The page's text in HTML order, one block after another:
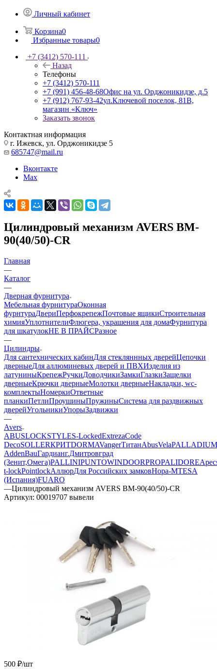
Личный кабинет
Корзина0
Избранные товары0
+7 (3412) 570-111
Назад
Телефоны
+7 (3412) 570-111
+7 (991) 456-48-68Офис на ул. Орджоникидзе, д.5
+7 (912) 767-93-42ул.Ключевой поселок, 81В,
магазин «Ключ»
Заказать звонок
Контактная информация
г. Ижевск, ул. Орджоникидзе 5
685747@mail.ru
Вконтакте
Max
Цилиндровый механизм AVERS BM-
90(40/50)-CR
Главная
—
Каталог
—
Дверная фурнитура
Мебельная фурнитураОконная
фурнтураДвериПерфокрепежПочтовые ящикиСтроительная
химияУплотнителиФлюгера, украшения для домаФурнитура
для шкатулокНЕ В ПРАЙСРазное
—
Цилиндры
Для сантехнических кабинДля стекляннных дверейЦепочки
дверныеДля аллюминевых дверей и ПВХИзделия из
латуниныКрепежРучкиДоводчикиЗамкиГлазкиЗащелки
дверныеКрючки дверныеМолотки дверныеНакладки, wc-
комплектыНомеркиОтветные
планкиПетлиПроушиныПружиныСистема для раздвижных
дверейУгольникиУпорыЗадвижки
—
Avers
ABUSLOCKSTYLES-LockedExtrezaCode
DecoSOLLERКРИТDORMAVangerТитанAbusVelaPALLADIUM
AddenBauГардианг.Дмитровград
(Зенит,Омега)PALLINIPUNTOWINDOORPROPALIDORE
t-lockPointlockАллюрДля Российских замковНора-МTESA
(Испания)FUARO
—Цилиндровый механизм AVERS BM-90(40/50)-CR
Артикул: 00019707 вывели
500 ₽/шт